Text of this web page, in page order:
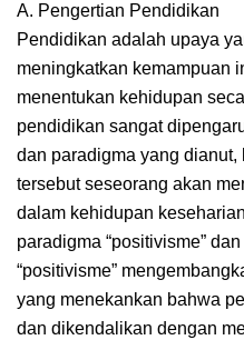
A. Pengertian Pendidikan
Pendidikan adalah upaya
meningkatkan kemampuan
menentukan kehidupan
pendidikan sangat
dan paradigma yang
tersebut seseorang akan
dalam kehidupan
paradigma “positivisme”
“positivisme”
yang menekankan bahwa
dan dikendalikan dengan